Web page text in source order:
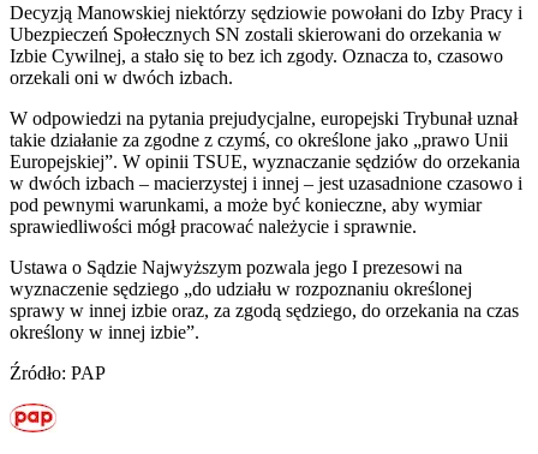
Decyzją Manowskiej niektórzy sędziowie powołani do Izby Pracy i
Ubezpieczeń Społecznych SN zostali skierowani do orzekania w
Izbie Cywilnej, a stało się to bez ich zgody. Oznacza to, czasowo
orzekali oni w dwóch izbach.
W odpowiedzi na pytania prejudycjalne, europejski Trybunał uznał
takie działanie za zgodne z czymś, co określone jako „prawo Unii
Europejskiej”. W opinii TSUE, wyznaczanie sędziów do orzekania
w dwóch izbach – macierzystej i innej – jest uzasadnione czasowo i
pod pewnymi warunkami, a może być konieczne, aby wymiar
sprawiedliwości mógł pracować należycie i sprawnie.
Ustawa o Sądzie Najwyższym pozwala jego I prezesowi na
wyznaczenie sędziego „do udziału w rozpoznaniu określonej
sprawy w innej izbie oraz, za zgodą sędziego, do orzekania na czas
określony w innej izbie”.
Źródło: PAP